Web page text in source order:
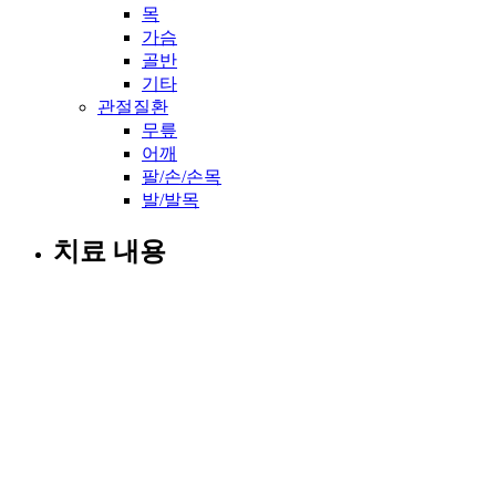
목
가슴
골반
기타
관절질환
무릎
어깨
팔/손/손목
발/발목
치료 내용